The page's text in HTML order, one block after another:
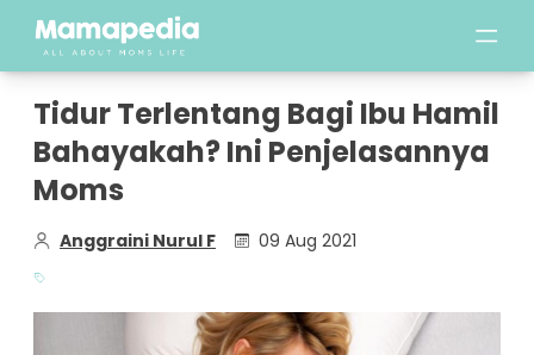
Tidur Terlentang Bagi Ibu Hamil
Bahayakah? Ini Penjelasannya
Moms
Anggraini Nurul F 09 Aug 2021